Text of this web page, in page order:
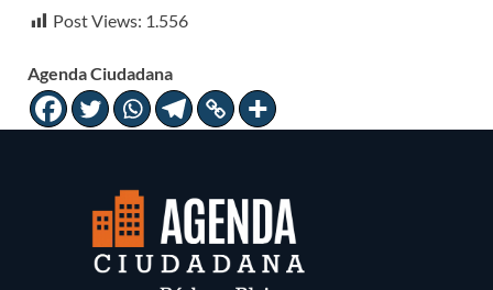
Post Views: 1.556
Agenda Ciudadana